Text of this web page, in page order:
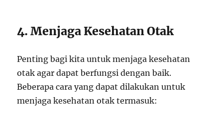
4. Menjaga Kesehatan Otak
Penting bagi kita untuk menjaga kesehatan
otak agar dapat berfungsi dengan baik.
Beberapa cara yang dapat dilakukan untuk
menjaga kesehatan otak termasuk: